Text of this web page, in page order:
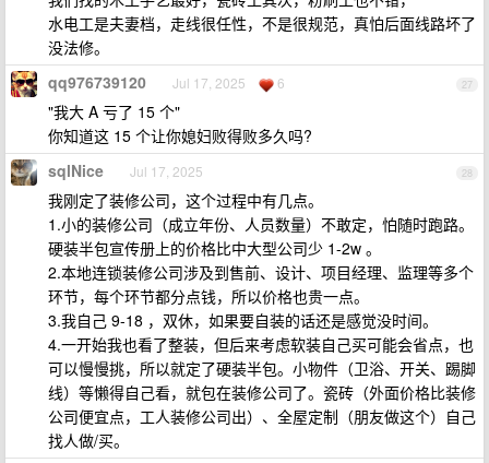
水电工是夫妻档，走线很任性，不是很规范，真怕后面线路坏了
没法修。
27
qq976739120 Jul 17, 2025 6
"我大 A 亏了 15 个"
你知道这 15 个让你媳妇败得败多久吗?
28
sqlNice Jul 17, 2025
我刚定了装修公司，这个过程中有几点。
1.小的装修公司（成立年份、人员数量）不敢定，怕随时跑路。
硬装半包宣传册上的价格比中大型公司少 1-2w 。
2.本地连锁装修公司涉及到售前、设计、项目经理、监理等多个
环节，每个环节都分点钱，所以价格也贵一点。
3.我自己 9-18 ，双休，如果要自装的话还是感觉没时间。
4.一开始我也看了整装，但后来考虑软装自己买可能会省点，也
可以慢慢挑，所以就定了硬装半包。小物件（卫浴、开关、踢脚
线）等懒得自己看，就包在装修公司了。瓷砖（外面价格比装修
公司便宜点，工人装修公司出）、全屋定制（朋友做这个）自己
找人做/买。